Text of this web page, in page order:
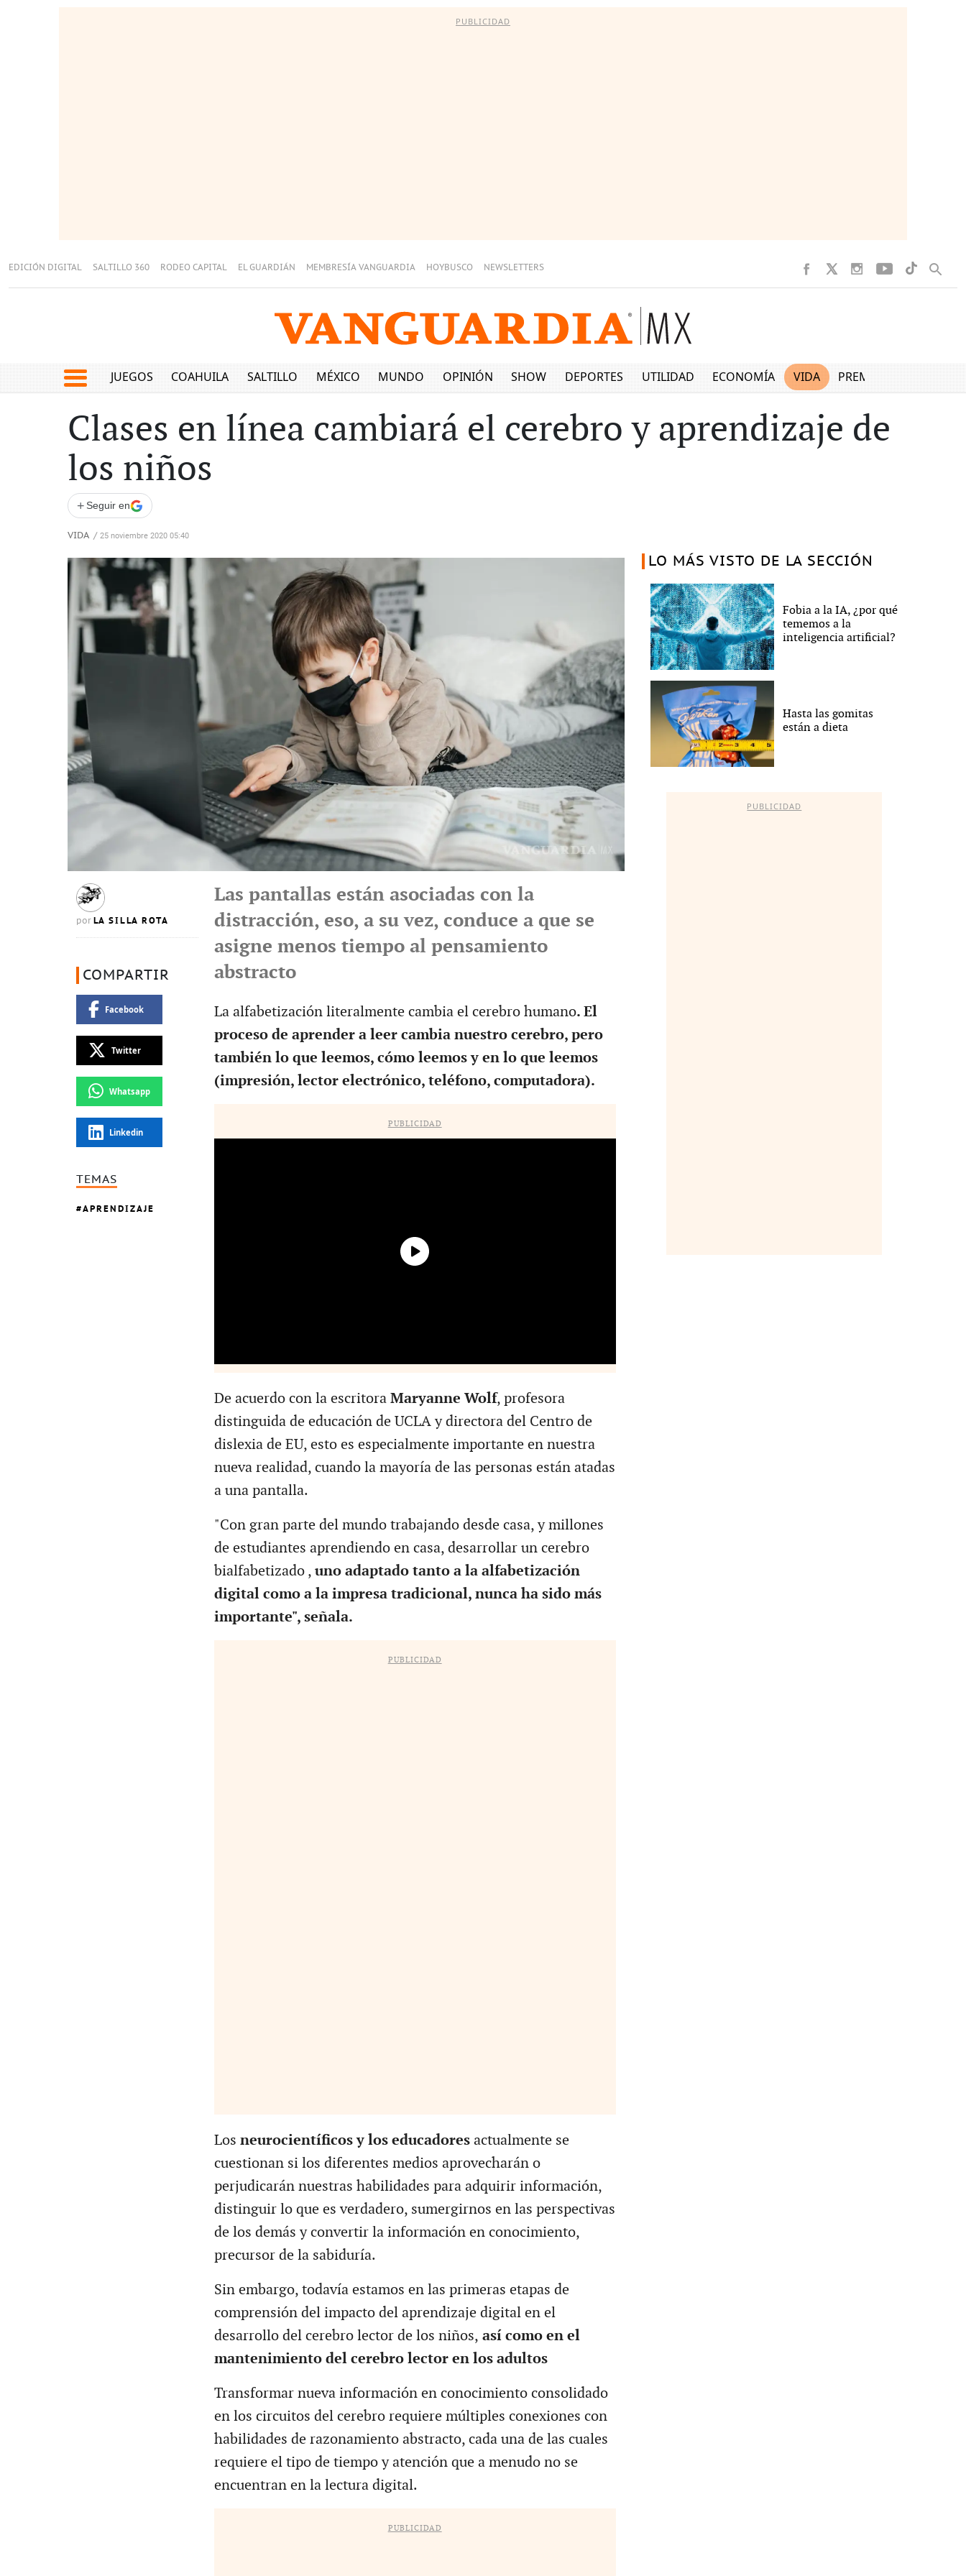
PUBLICIDAD
EDICIÓN DIGITAL SALTILLO 360 RODEO CAPITAL EL GUARDIÁN MEMBRESÍA VANGUARDIA HOYBUSCO NEWSLETTERS
JUEGOS COAHUILA SALTILLO MÉXICO MUNDO OPINIÓN SHOW DEPORTES UTILIDAD ECONOMÍA VIDA PREMIUM
Clases en línea cambiará el cerebro y aprendizaje de
los niños
+ Seguir en
VIDA / 25 noviembre 2020 05:40
por LA SILLA ROTA
COMPARTIR
Facebook
Twitter
Whatsapp
Linkedin
TEMAS
APRENDIZAJE
Las pantallas están asociadas con la
distracción, eso, a su vez, conduce a que se
asigne menos tiempo al pensamiento
abstracto
La alfabetización literalmente cambia el cerebro humano. El
proceso de aprender a leer cambia nuestro cerebro, pero
también lo que leemos, cómo leemos y en lo que leemos
(impresión, lector electrónico, teléfono, computadora).
PUBLICIDAD
De acuerdo con la escritora Maryanne Wolf, profesora
distinguida de educación de UCLA y directora del Centro de
dislexia de EU, esto es especialmente importante en nuestra
nueva realidad, cuando la mayoría de las personas están atadas
a una pantalla.
"Con gran parte del mundo trabajando desde casa, y millones
de estudiantes aprendiendo en casa, desarrollar un cerebro
bialfabetizado , uno adaptado tanto a la alfabetización
digital como a la impresa tradicional, nunca ha sido más
importante", señala.
PUBLICIDAD
Los neurocientíficos y los educadores actualmente se
cuestionan si los diferentes medios aprovecharán o
perjudicarán nuestras habilidades para adquirir información,
distinguir lo que es verdadero, sumergirnos en las perspectivas
de los demás y convertir la información en conocimiento,
precursor de la sabiduría.
Sin embargo, todavía estamos en las primeras etapas de
comprensión del impacto del aprendizaje digital en el
desarrollo del cerebro lector de los niños, así como en el
mantenimiento del cerebro lector en los adultos
Transformar nueva información en conocimiento consolidado
en los circuitos del cerebro requiere múltiples conexiones con
habilidades de razonamiento abstracto, cada una de las cuales
requiere el tipo de tiempo y atención que a menudo no se
encuentran en la lectura digital.
PUBLICIDAD
LO MÁS VISTO DE LA SECCIÓN
Fobia a la IA, ¿por qué
tememos a la
inteligencia artificial?
Hasta las gomitas
están a dieta
PUBLICIDAD